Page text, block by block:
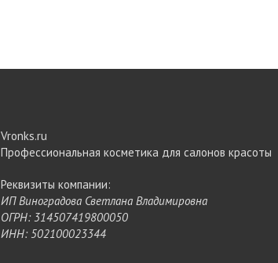
Vronks.ru
Профессиональная косметика для салонов красоты
Реквизиты компании:
ИП Виноградова Светлана Владимировна
ОГРН: 314507419800050
ИНН: 502100023344